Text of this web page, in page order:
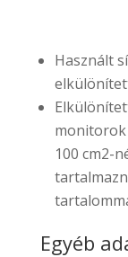
Használt
monitorok
100 cm2-
Egyéb